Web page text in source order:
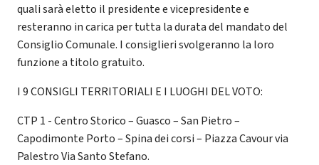
quali sarà eletto il presidente e vicepresidente e
resteranno in carica per tutta la durata del mandato del
Consiglio Comunale. I consiglieri svolgeranno la loro
funzione a titolo gratuito.
I 9 CONSIGLI TERRITORIALI E I LUOGHI DEL VOTO:
CTP 1 - Centro Storico – Guasco – San Pietro –
Capodimonte Porto – Spina dei corsi – Piazza Cavour via
Palestro Via Santo Stefano.